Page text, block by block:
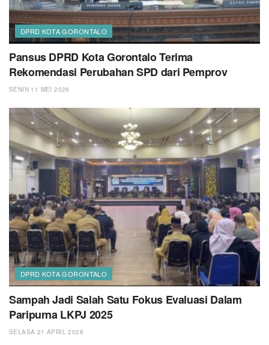
DPRD KOTA GORONTALO
Pansus DPRD Kota Gorontalo Terima
Rekomendasi Perubahan SPD dari Pemprov
SENIN 11 MEI 2026
DPRD KOTA GORONTALO
Sampah Jadi Salah Satu Fokus Evaluasi Dalam
Paripurna LKPJ 2025
SELASA 21 APRIL 2026